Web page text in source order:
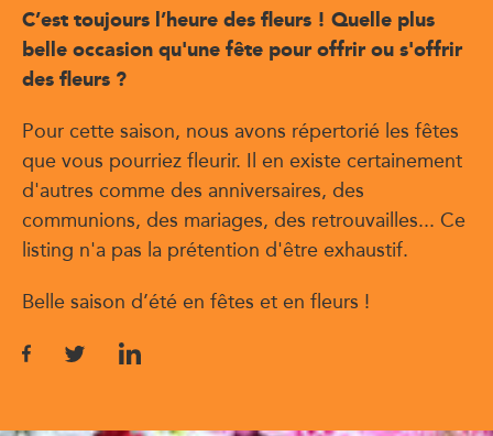
C’est toujours l’heure des fleurs ! Quelle plus
belle occasion qu'une fête pour offrir ou s'offrir
des fleurs ?
Pour cette saison, nous avons répertorié les fêtes
que vous pourriez fleurir. Il en existe certainement
d'autres comme des anniversaires, des
communions, des mariages, des retrouvailles... Ce
listing n'a pas la prétention d'être exhaustif.
Belle saison d’été en fêtes et en fleurs !